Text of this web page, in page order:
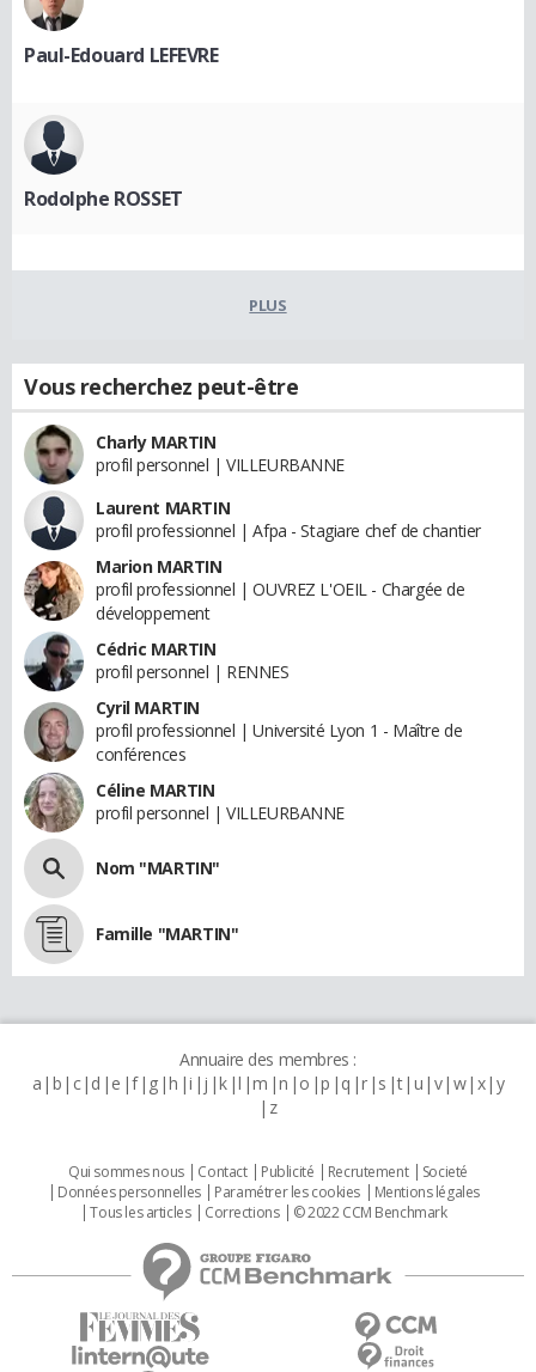
Paul-Edouard LEFEVRE
Rodolphe ROSSET
PLUS
Vous recherchez peut-être
Charly MARTIN
profil personnel | VILLEURBANNE
Laurent MARTIN
profil professionnel | Afpa - Stagiare chef de chantier
Marion MARTIN
profil professionnel | OUVREZ L'OEIL - Chargée de
développement
Cédric MARTIN
profil personnel | RENNES
Cyril MARTIN
profil professionnel | Université Lyon 1 - Maître de
conférences
Céline MARTIN
profil personnel | VILLEURBANNE
Nom "MARTIN"
Famille "MARTIN"
Annuaire des membres :
a b c d e f g h i j k l m n o p q r s t u v w x y
z
Qui sommes nous Contact Publicité Recrutement
Societé
Données personnelles
Paramétrer les cookies
Mentions légales
Tous les articles
Corrections © 2022 CCM Benchmark